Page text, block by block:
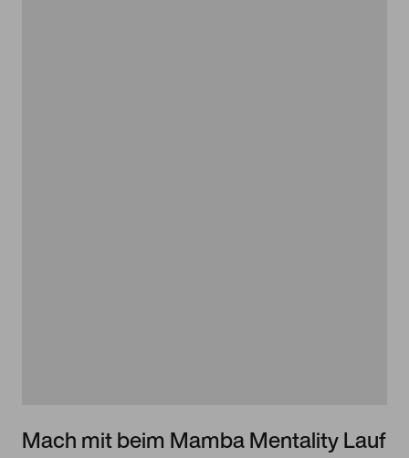
Mach mit beim Mamba Mentality Lauf